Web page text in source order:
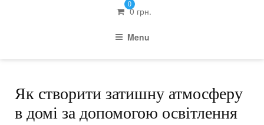
0
0 грн.
Menu
Як створити затишну атмосферу
в домі за допомогою освітлення